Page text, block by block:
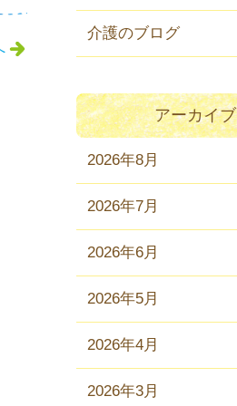
介護のブログ
アーカイブ
2026年8月
2026年7月
2026年6月
2026年5月
2026年4月
2026年3月